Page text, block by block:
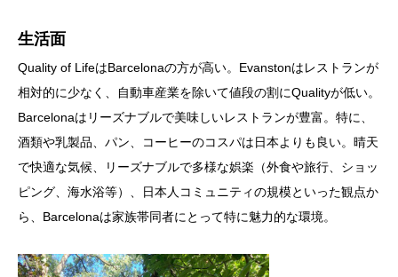
生活面
Quality of LifeはBarcelonaの方が高い。Evanstonはレストランが
相対的に少なく、自動車産業を除いて値段の割にQualityが低い。
Barcelonaはリーズナブルで美味しいレストランが豊富。特に、
酒類や乳製品、パン、コーヒーのコスパは日本よりも良い。晴天
で快適な気候、リーズナブルで多様な娯楽（外食や旅行、ショッ
ピング、海水浴等）、日本人コミュニティの規模といった観点か
ら、Barcelonaは家族帯同者にとって特に魅力的な環境。